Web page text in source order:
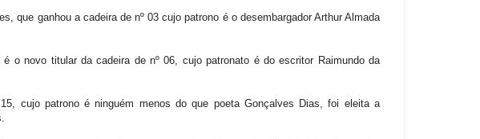
que ganhou a cadeira de nº 03 cujo patrono é o desembargador Arthur Almada
o novo titular da cadeira de nº 06, cujo patronato é do escritor Raimundo da
cujo patrono é ninguém menos do que poeta Gonçalves Dias, foi eleita a